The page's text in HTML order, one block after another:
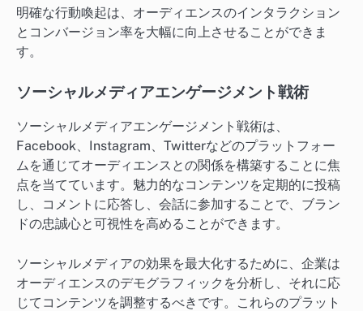
明確な行動喚起は、オーディエンスのインタラクション
とコンバージョン率を大幅に向上させることができま
す。
ソーシャルメディアエンゲージメント戦術
ソーシャルメディアエンゲージメント戦術は、
Facebook、Instagram、Twitterなどのプラットフォー
ムを通じてオーディエンスとの関係を構築することに焦
点を当てています。魅力的なコンテンツを定期的に投稿
し、コメントに応答し、会話に参加することで、ブラン
ドの忠誠心と可視性を高めることができます。
ソーシャルメディアの効果を最大化するために、企業は
オーディエンスのデモグラフィックを分析し、それに応
じてコンテンツを調整するべきです。これらのプラット